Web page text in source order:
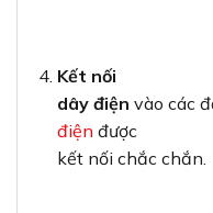
Kết nối
dây điện vào các
điện được
kết nối chắc chắn.